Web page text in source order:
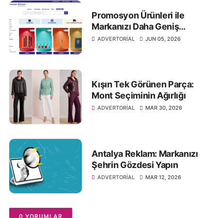
Promosyon Ürünleri ile
Markanızı Daha Geniş
Kitlelere Ulaştırın
ADVERTORIAL JUN 05, 2026
Kışın Tek Görünen Parça:
Mont Seçiminin Ağırlığı
ADVERTORIAL MAR 30, 2026
Antalya Reklam: Markanızı
Şehrin Gözdesi Yapın
ADVERTORIAL MAR 12, 2026
0 YORUMLAR